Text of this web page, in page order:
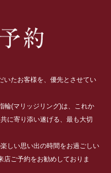
いたお客様を、優先とさせてい
輪(マリッジリング)は、これか
に寄り添い遂げる、最も大切
しい思い出の時間をお過ごしい
店ご予約をお勧めしておりま